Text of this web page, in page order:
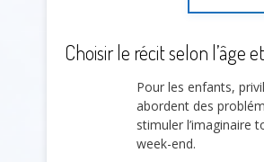
Choisir le récit selon l’âge
Pour les enfants,
abordent des
stimuler l’imaginaire
week-end.